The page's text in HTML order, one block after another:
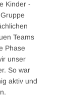
Kinder -
Teams
Phase
unser
So war
aktiv und